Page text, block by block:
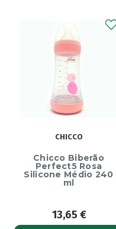
CHICCO
Chicco Biberão
Perfect5 Rosa
Silicone Médio 240
ml
13,65€